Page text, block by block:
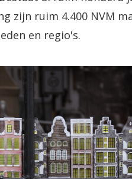
zijn ruim 4.400 NVM
en regio's.